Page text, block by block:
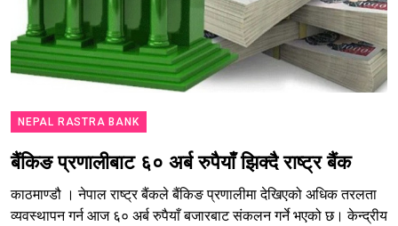
NEPAL RASTRA BANK
बैंकिङ प्रणालीबाट ६० अर्ब रुपैयाँ झिक्दै राष्ट्र बैंक
काठमाण्डौ । नेपाल राष्ट्र बैंकले बैंकिङ प्रणालीमा देखिएको अधिक तरलता
व्यवस्थापन गर्न आज ६० अर्ब रुपैयाँ बजारबाट संकलन गर्ने भएको छ। केन्द्रीय